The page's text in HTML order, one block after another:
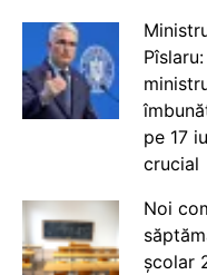
pe 17
crucial
Noi
școlar